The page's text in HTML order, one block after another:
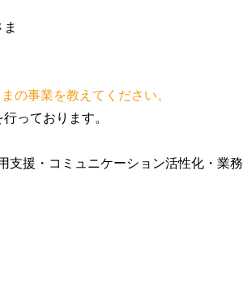
の事業を教えてください。
っております。
支援・コミュニケーション活性化・業務